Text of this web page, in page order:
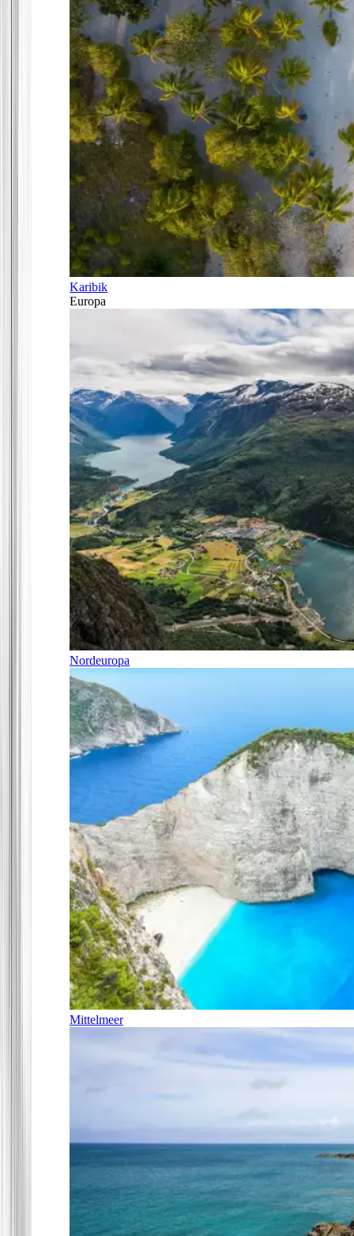
Karibik
Europa
Nordeuropa
Mittelmeer